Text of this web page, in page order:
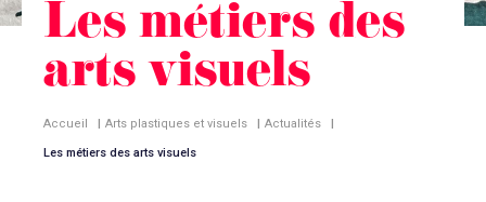
Les métiers des
arts visuels
Accueil | Arts plastiques et visuels | Actualités |
Les métiers des arts visuels